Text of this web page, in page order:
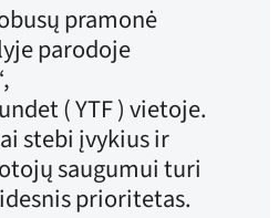
pramonė
parodoje
( YTF ) vietoje.
stebi įvykius ir
saugumui turi
prioritetas.